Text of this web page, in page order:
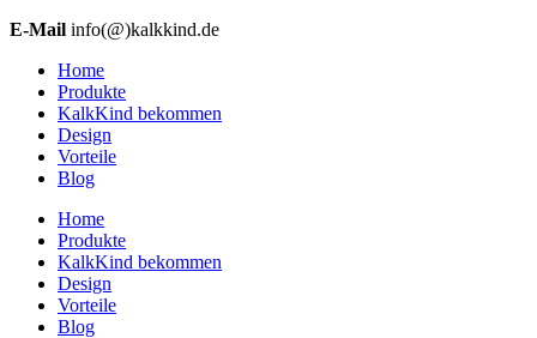
E-Mail info(@)kalkkind.de
Home
Produkte
KalkKind bekommen
Design
Vorteile
Blog
Home
Produkte
KalkKind bekommen
Design
Vorteile
Blog